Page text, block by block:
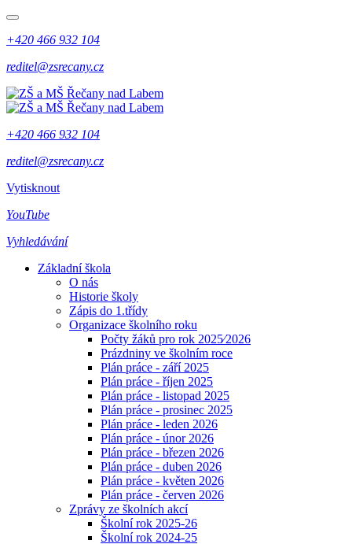
+420 466 932 104
reditel@zsrecany.cz
+420 466 932 104
reditel@zsrecany.cz
Vytisknout
YouTube
Vyhledávání
Základní škola
O nás
Historie školy
Zápis do 1.třídy
Organizace školního roku
Počty žáků pro rok 2025⁄2026
Prázdniny ve školním roce
Plán práce - září 2025
Plán práce - říjen 2025
Plán práce - listopad 2025
Plán práce - prosinec 2025
Plán práce - leden 2026
Plán práce - únor 2026
Plán práce - březen 2026
Plán práce - duben 2026
Plán práce - květen 2026
Plán práce - červen 2026
Zprávy ze školních akcí
Školní rok 2025-26
Školní rok 2024-25